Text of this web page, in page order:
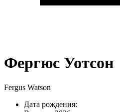
Фергюс Уотсон
Fergus Watson
Дата рождения: